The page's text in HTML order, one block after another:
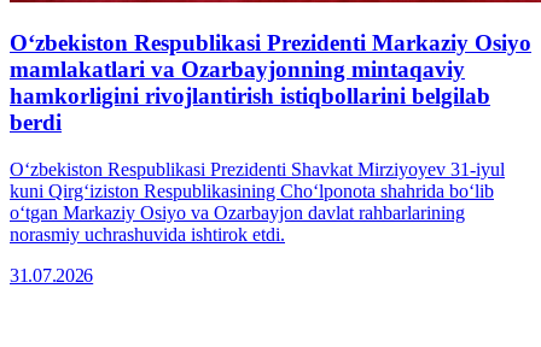
Oʻzbekiston Respublikasi Prezidenti Markaziy Osiyo
mamlakatlari va Ozarbayjonning mintaqaviy
hamkorligini rivojlantirish istiqbollarini belgilab
berdi
Oʻzbekiston Respublikasi Prezidenti Shavkat Mirziyoyev 31-iyul
kuni Qirgʻiziston Respublikasining Choʻlponota shahrida boʻlib
oʻtgan Markaziy Osiyo va Ozarbayjon davlat rahbarlarining
norasmiy uchrashuvida ishtirok etdi.
31.07.2026